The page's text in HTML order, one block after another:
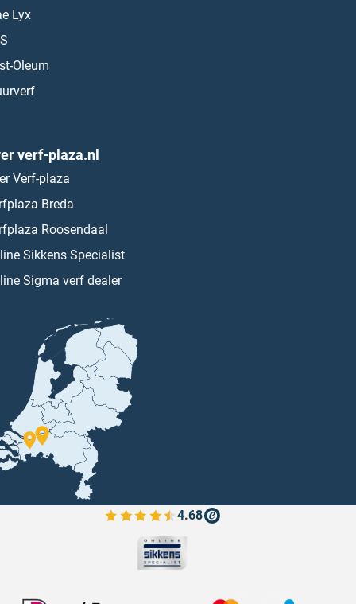
Lyx
Oleum
verf-plaza.nl
Verf-plaza
Breda
Roosendaal
Sikkens Specialist
Sigma verf dealer
4.68
Bekijk de verfplaza beoordelingen